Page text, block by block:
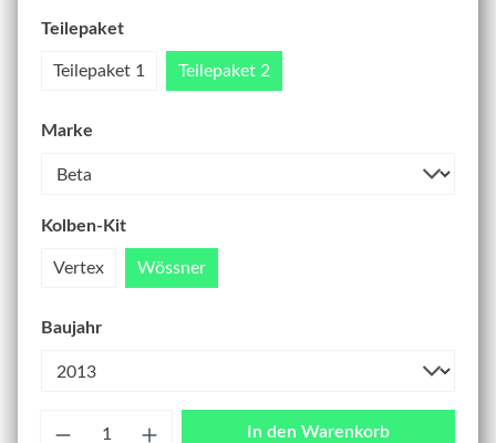
Teilepaket
Teilepaket 1 Teilepaket 2
Marke
Kolben-Kit
Vertex Wössner
Baujahr
In den Warenkorb